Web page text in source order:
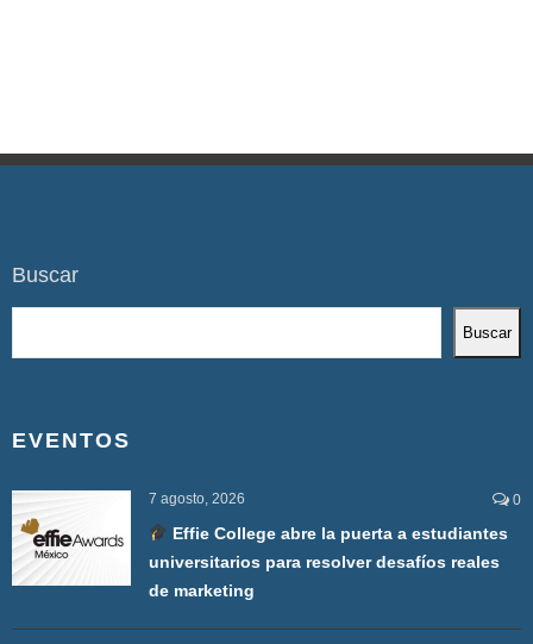
Buscar
Buscar
EVENTOS
7 agosto, 2026 0
Effie College abre la puerta a estudiantes
universitarios para resolver desafíos reales
de marketing